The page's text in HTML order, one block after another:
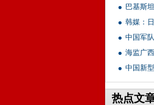
巴基斯
韩媒：
中国军
海监广
中国新
热点文